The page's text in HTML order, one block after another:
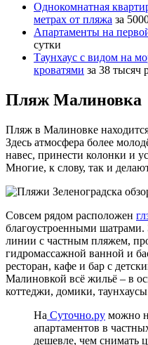
Однокомнатная
метрах от пляжа за
Апартаменты на
сутки
Таунхаус с видом на
кроватями за 38 тысяч
Пляж Малиновка
Пляж в Малиновке
Здесь атмосфера более
навес, принести колонки и
Многие, к слову, так и
Совсем рядом расположен
благоустроенными шатрами.
линии с частным пляжем,
гидромассажной ванной и
ресторан, кафе и бар с
Малиновкой всё жильё – в
коттеджи, домики,
На Суточно.ру можно
апартаментов в
дешевле, чем снимать